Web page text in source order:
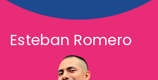
Esteban Romero